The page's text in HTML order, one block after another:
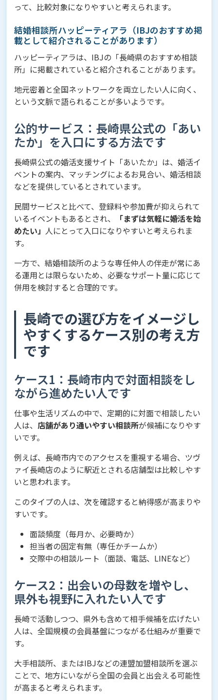
って、比較対象になりやすいと考えられます。
結婚相談所ハッピーティアラ（IBJのおすすめ掲
載として紹介されることがあります）
ハッピーティアラは、IBJの「長崎県のおすすめ相談
所」に掲載されていると紹介されることがあります。
地元密着と全国ネットワークを両立したい人に向く、
という文脈で語られることが多いようです。
公的サービス：長崎県公式の「あい
たか」を入口にする方法です
長崎県公式の婚活支援サイト「あいたか」は、婚活イ
ベントの案内、マッチングによるお見合い、婚活相談
などを提供しているとされています。
民間サービスと比べて、登録料や参加費が抑えられて
いるイベントもあるとされ、
「まずは気軽に婚活を始
めたい」 人にとって入口になりやすいと考えられま
す。
一方で、結婚相談所のような専任仲人の伴走が常にあ
る運用とは限らないため、必要なサポート量に応じて
併用を検討すると合理的です。
長崎での選び方をイメージし
やすくするケース別の考え方
です
ケース1：長崎市内で対面相談をし
ながら進めたい人です
仕事や生活リズムの中で、定期的に対面で相談したい
人は、 店舗があり通いやすい相談所が候補になりやす
いです。
例えば、長崎市内でのアクセスを重視する場合、ツヴ
ァイ長崎店のように駅近とされる店舗型は比較しやす
いと思われます。
このタイプの人は、次を確認すると納得感が高まりや
すいです。
面談頻度（毎月か、必要時か）
担当者の固定有無（専任かチームか）
交際中の相談ルート（面談、電話、LINEなど）
ケース2：出会いの母数を増やし、
県外も視野に入れたい人です
長崎で活動しつつ、県外も含めて相手候補を広げたい
人は、全国規模の会員基盤につながる仕組みが重要で
す。
大手相談所、またはIBJなどの連盟加盟相談所を選ぶ
ことで、地方にいながら全国の会員と出会える可能性
が高まると考えられます。